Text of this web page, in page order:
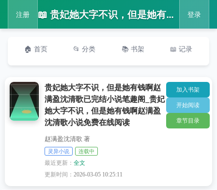
注册 📖 贵妃她大字不识，但是她有钱啊赵满盈沈清歌已完结小说笔趣阁_贵妃她大字不识，但是她有钱啊赵满盈沈清歌小说免费在线阅读 登录
🏠 首页 📂 分类 📚 书架 📖 记录
贵妃她大字不识，但是她有钱啊赵
满盈沈清歌已完结小说笔趣阁_贵妃
她大字不识，但是她有钱啊赵满盈
沈清歌小说免费在线阅读
赵满盈沈清歌 著
灵异小说 连载中
最近更新：全文
更新时间：2026-03-05 10:25:11
加入书架
开始阅读
章节目录